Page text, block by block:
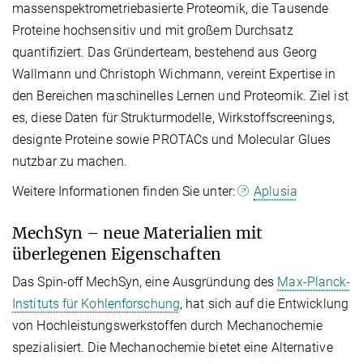
massenspektrometriebasierte Proteomik, die Tausende
Proteine hochsensitiv und mit großem Durchsatz
quantifiziert. Das Gründerteam, bestehend aus Georg
Wallmann und Christoph Wichmann, vereint Expertise in
den Bereichen maschinelles Lernen und Proteomik. Ziel ist
es, diese Daten für Strukturmodelle, Wirkstoffscreenings,
designte Proteine sowie PROTACs und Molecular Glues
nutzbar zu machen.
Weitere Informationen finden Sie unter:
Aplusia
MechSyn – neue Materialien mit
überlegenen Eigenschaften
Das Spin-off MechSyn, eine Ausgründung des Max-Planck-
Instituts für Kohlenforschung, hat sich auf die Entwicklung
von Hochleistungswerkstoffen durch Mechanochemie
spezialisiert. Die Mechanochemie bietet eine Alternative